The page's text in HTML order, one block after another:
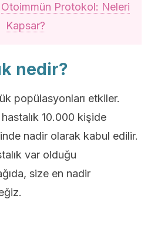
Otoimmün Protokol: Neleri
Kapsar?
nedir?
popülasyonları etkiler.
10.000 kişide
nadir olarak kabul edilir.
var olduğu
size en nadir